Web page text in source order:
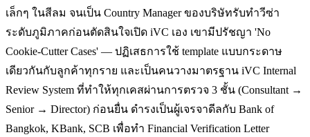
เล็กๆ ในสีลม จนเป็น Country Manager ของบริษัทรับทำวีซ่า
ระดับภูมิภาคก่อนตัดสินใจเปิด iVC เอง เขามีปรัชญา 'No
Cookie-Cutter Cases' — ปฏิเสธการใช้ template แบบกระดาษ
เดียวกันกับลูกค้าทุกราย และเป็นคนวางมาตรฐาน iVC Internal
Review System ที่ทำให้ทุกเคสผ่านการตรวจ 3 ชั้น (Consultant →
Senior → Director) ก่อนยื่น ดำรงเป็นผู้เจรจาดีลกับ Bank of
Bangkok, KBank, SCB เพื่อทำ Financial Verification Letter